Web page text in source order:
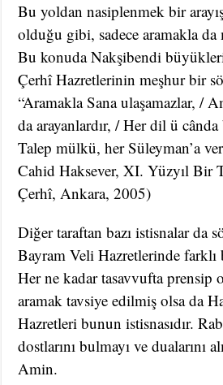
Bu yoldan nasiplenmek bir
olduğu gibi, sadece aramakla
Bu konuda Nakşibendi
Çerhî Hazretlerinin meşhur bir
“Aramakla Sana ulaşamazlar, /
da arayanlardır, / Her dil ü
Talep mülkü, her Süleyman’a
Cahid Haksever, XI. Yüzyıl Bir
Çerhî, Ankara, 2005)
Diğer taraftan bazı istisnalar da
Bayram Veli Hazretlerinde farklı
Her ne kadar tasavvufta prensip
aramak tavsiye edilmiş olsa da
Hazretleri bunun istisnasıdır.
dostlarını bulmayı ve dualarını
Amin.